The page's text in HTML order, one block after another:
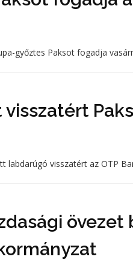
győztes Paksot fogadja
visszatért az OTP